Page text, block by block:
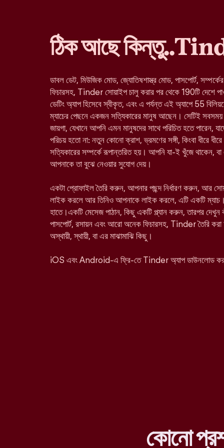
ঠিক আছে
ডাবল ডেট, মিউজিক মোড, জ্যোতিষশাস্ত্র মোড, পাসপোর্ট,
ফিচারসহ, Tinder সোয়াইপ চালু করার পর থেকে 190টি দেশে
ডেটিং অ্যাপ হিসেবে স্বীকৃত, এবং এ পর্যন্ত এই অ্যাপে 55
ম্যাচের পেছনে একজন সত্যিকারের মানুষ আছেন। সেটিই
জায়গা, যেখানে আপনি এমন মানুষদের সাথে পরিচিত হতে পারেন,
পরিচয় হতো না: নতুন কোনো ক্রাশ, ভ্রমণের সঙ্গী, কিংবা ধীরে
সত্যিকারের সম্পর্কে রূপান্তরিত হয়। আপনি যা-ই খুঁজে থাকেন,
আপনাকে তা বুঝে নেওয়ার সুযোগ দেয়।
একটা প্রোফাইল তৈরি করুন, আপনার পছন্দ নির্ধারণ করুন, আর
লাইক করলে আর তিনিও আপনাকে লাইক করলে, এটি একটি
হাতে।একটি মেসেজ পাঠান, কিছু একটি প্ল্যান করুন, তারপর
পাসপোর্ট, রসায়ন এবং আরো অনেক ফিচারসহ, Tinder তৈরি
অস্থায়ী, স্থায়ী, বা এর মাঝামাঝি কিছু।
iOS এবং Android-এ ফ্রি-তে Tinder অ্যাপ ডাউনলোড
কোনো